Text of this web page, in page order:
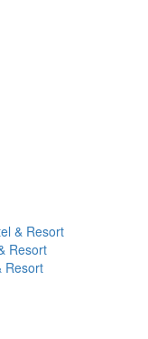
& Resort
Resort
Resort